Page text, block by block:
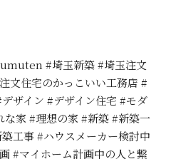
#埼玉新築 #埼玉注文
文住宅のかっこいい工務店 #
ザイン #デザイン住宅 #モダ
家 #理想の家 #新築 #新築一
工事 #ハウスメーカー検討中
#マイホーム計画中の人と繋